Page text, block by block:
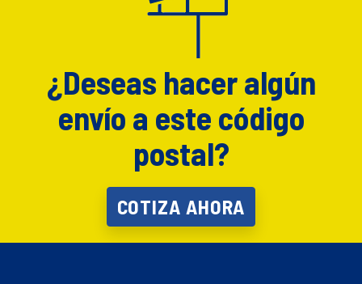
¿Deseas hacer algún
envío a este código
postal?
COTIZA AHORA